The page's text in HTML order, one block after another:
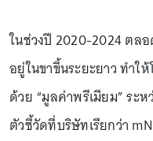
ในช่วงปี 2020-2024 ตล
อยู่ในขาขึ้นระยะยาว ทำใ
ด้วย “มูลค่าพรีเมียม” ระ
ตัวชี้วัดที่บริษัทเรียกว่า